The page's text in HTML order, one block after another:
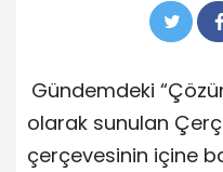
Gündemdeki
olarak sunulan
çerçevesinin içine